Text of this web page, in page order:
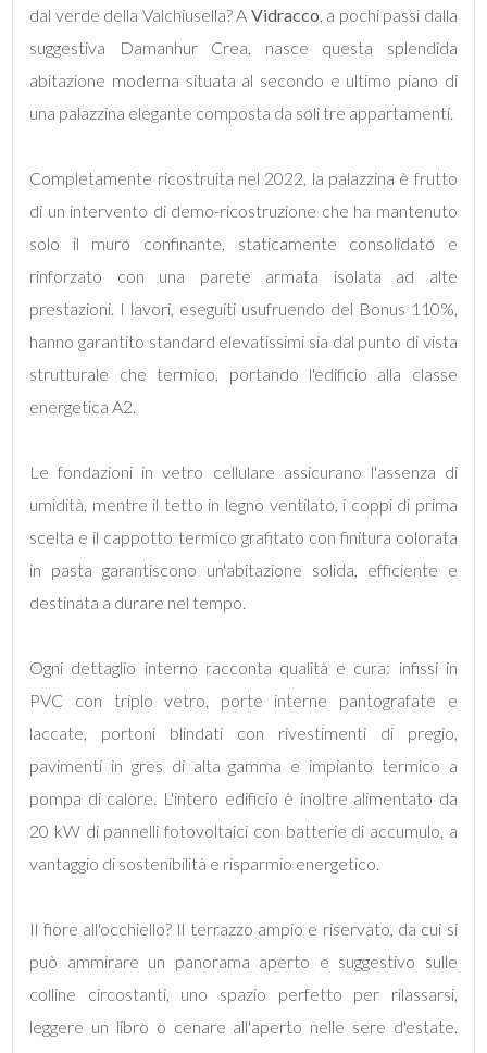
dal verde della Valchiusella? A Vidracco, a pochi passi dalla
suggestiva Damanhur Crea, nasce questa splendida
abitazione moderna situata al secondo e ultimo piano di
una palazzina elegante composta da soli tre appartamenti.
Completamente ricostruita nel 2022, la palazzina è frutto
di un intervento di demo-ricostruzione che ha mantenuto
solo il muro confinante, staticamente consolidato e
rinforzato con una parete armata isolata ad alte
prestazioni. I lavori, eseguiti usufruendo del Bonus 110%,
hanno garantito standard elevatissimi sia dal punto di vista
strutturale che termico, portando l'edificio alla classe
energetica A2.
Le fondazioni in vetro cellulare assicurano l'assenza di
umidità, mentre il tetto in legno ventilato, i coppi di prima
scelta e il cappotto termico grafitato con finitura colorata
in pasta garantiscono un'abitazione solida, efficiente e
destinata a durare nel tempo.
Ogni dettaglio interno racconta qualità e cura: infissi in
PVC con triplo vetro, porte interne pantografate e
laccate, portoni blindati con rivestimenti di pregio,
pavimenti in gres di alta gamma e impianto termico a
pompa di calore. L'intero edificio è inoltre alimentato da
20 kW di pannelli fotovoltaici con batterie di accumulo, a
vantaggio di sostenibilità e risparmio energetico.
Il fiore all'occhiello? Il terrazzo ampio e riservato, da cui si
può ammirare un panorama aperto e suggestivo sulle
colline circostanti, uno spazio perfetto per rilassarsi,
leggere un libro o cenare all'aperto nelle sere d'estate.
Totale
mq
Locali
minimi
Qualsiasi
2
5
5+
Bagni
1
2